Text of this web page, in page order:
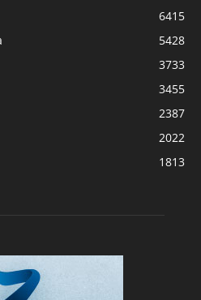
6415
5428
3733
3455
2387
2022
1813